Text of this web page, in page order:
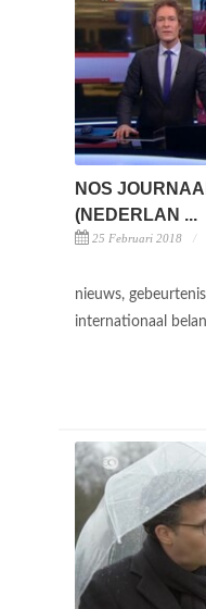
NOS
(NEDERLAN ...
25 Februari 2018
nieuws,
internationaal